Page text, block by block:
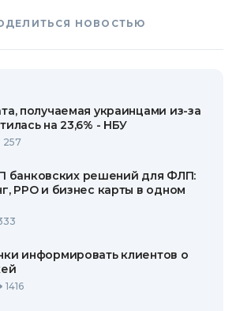
НОВОСТЬЮ
получаемая украинцами из-за
на 23,6% - НБУ
257
банковских решений для ФЛП:
РРО и бизнес карты в одном
информировать клиентов о
1416